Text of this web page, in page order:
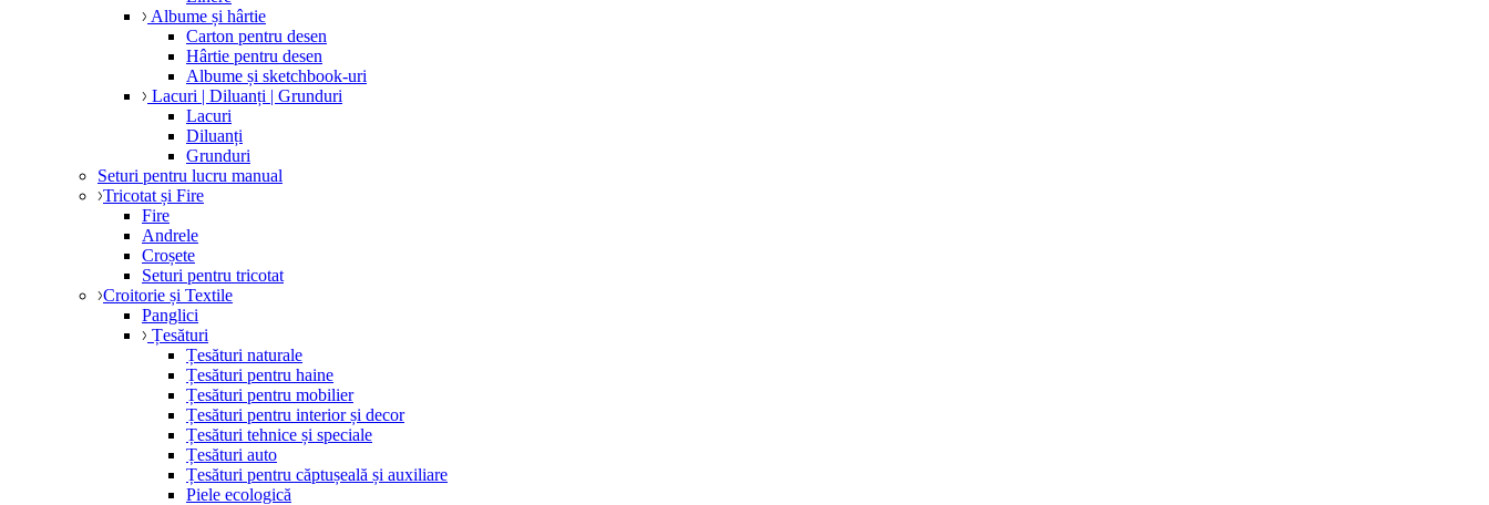
Albume și hârtie
Carton pentru desen
Hârtie pentru desen
Albume și sketchbook-uri
Lacuri | Diluanți | Grunduri
Lacuri
Diluanți
Grunduri
Seturi pentru lucru manual
Tricotat și Fire
Fire
Andrele
Croșete
Seturi pentru tricotat
Croitorie și Textile
Panglici
Țesături
Țesături naturale
Țesături pentru haine
Țesături pentru mobilier
Țesături pentru interior și decor
Țesături tehnice și speciale
Țesături auto
Țesături pentru căptușeală și auxiliare
Piele ecologică